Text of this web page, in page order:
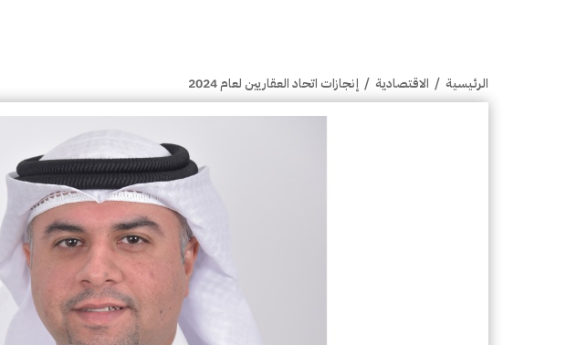
الرئيسية / الاقتصادية / إنجازات اتحاد العقاريين لعام 2024